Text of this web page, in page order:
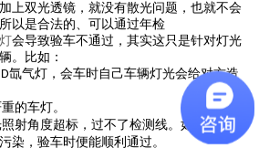
上双光透镜，就没有散光问题，也就不会
以是合法的、可以通过年检
会导致验车不通过，其实这只是针对灯光
。比如：
氙气灯，会车时自己车辆灯光会给对方造
的车灯。
射角度超标，过不了检测线。如果只是将
染，验车时便能顺利通过。
定位托架
01-17
式透镜展示盒